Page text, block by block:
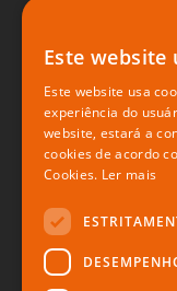
Restaurante digital
© 2026 Zone Soft
Este website
Este website usa
experiência do
website, estará a
cookies de acordo
Cookies. Ler mais